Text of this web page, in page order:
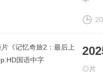
字
◎片